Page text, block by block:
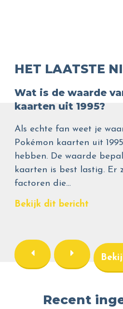
HET LAATSTE
Wat is de waarde
kaarten uit 1995?
Als echte fan weet je
Pokémon kaarten uit
hebben. De waarde
kaarten is best lastig. Er
factoren die…
Bekijk dit bericht
Recent